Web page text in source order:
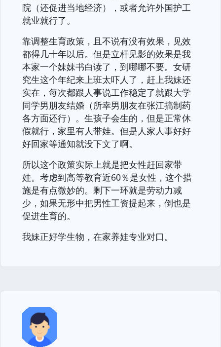
院（还促进当地经济），或者允许外国护工
就业就行了。
靠调整生育政策，且不说有没有效果，见效
都得几十年以后。但是立杆见影的效果是我
本家一个妹妹书白读了，到哪哪不要。女研
究生这个年纪来上班太吓人了，赶上我妹还
实在，每次都跟人事说工作稳定了就跟大学
同学男朋友结婚（所幸男朋友在张江搞制药
各方面还行）。生孩子会生的，但是正常休
假就行，家里有人带娃。但是人家人事好好
好回家等通知就没下文了啊。
所以这个政策实际上就是把女性赶回家带
娃。考虑到高等教育近60％是女性，这个措
施是有点微妙的。剩下一环就是劳动力减
少，如果无形中把男性工资提起来，倒也是
促进生育的。
我妹正好学生物，在家养娃专业对口。